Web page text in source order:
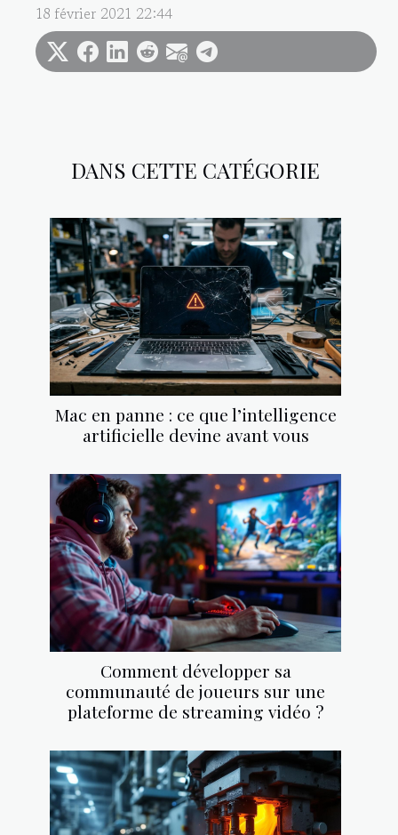
DANS CETTE CATÉGORIE
Mac en panne : ce que l’intelligence
artificielle devine avant vous
Comment développer sa
communauté de joueurs sur une
plateforme de streaming vidéo ?
18 février 2021 22:44